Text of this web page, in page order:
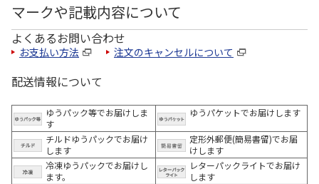
マークや記載内容について
よくあるお問い合わせ
お支払い方法 注文のキャンセルについて
配送情報について
ゆうパック等でお届けしま
す
ゆうパケットでお届けします
チルドゆうパックでお届け
します
定形外郵便(簡易書留)でお届
けします
冷凍ゆうパックでお届けし
ます。
レターパックライトでお届け
します